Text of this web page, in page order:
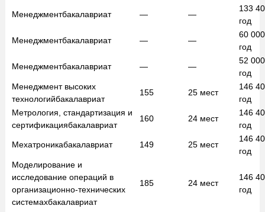
Менеджментбакалавриат — —
133
год
Менеджментбакалавриат — —
60
год
Менеджментбакалавриат — —
52
год
Менеджмент высоких
технологийбакалавриат
155 25 мест
146
год
Метрология, стандартизация и
сертификациябакалавриат
160 24 мест
146
год
Мехатроникабакалавриат 149 25 мест
146
год
Моделирование и
исследование операций в
организационно-технических
системахбакалавриат
185 24 мест
146
год